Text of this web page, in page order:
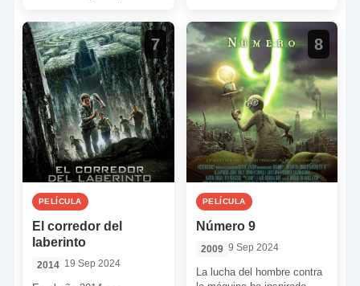
humana había durado
décadas, […]
propios de un ser animado”.
Gabe Ibáñez y […]
7
PELÍCULA
El corredor del
laberinto
2014 19 Sep 2024
8
PELÍCULA
Número 9
2009 9 Sep 2024
La lucha del hombre contra